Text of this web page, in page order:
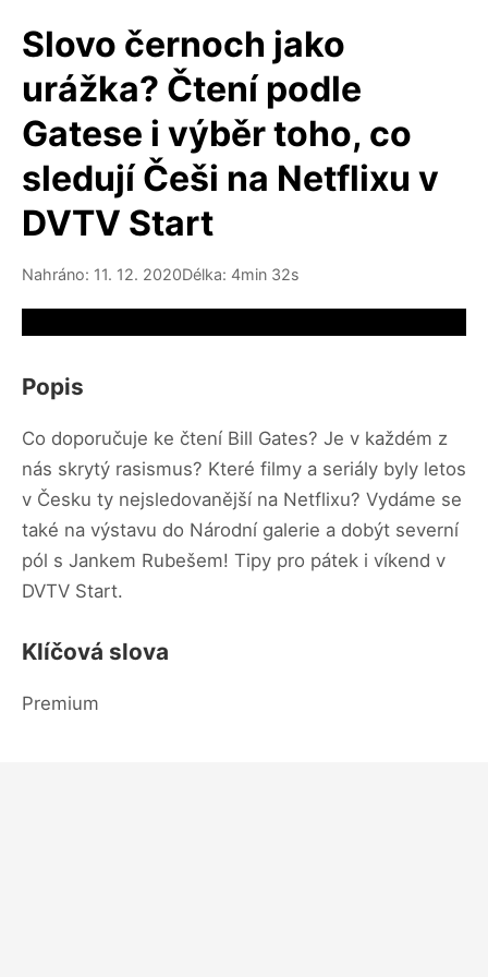
Slovo černoch jako
urážka? Čtení podle
Gatese i výběr toho, co
sledují Češi na Netflixu v
DVTV Start
Nahráno: 11. 12. 2020Délka: 4min 32s
Popis
Co doporučuje ke čtení Bill Gates? Je v každém z
nás skrytý rasismus? Které filmy a seriály byly letos
v Česku ty nejsledovanější na Netflixu? Vydáme se
také na výstavu do Národní galerie a dobýt severní
pól s Jankem Rubešem! Tipy pro pátek i víkend v
DVTV Start.
Klíčová slova
Premium